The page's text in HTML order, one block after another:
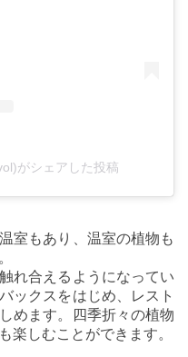
がシェアした投稿
室もあり、温室の植物も
れ合えるようになってい
ックスをはじめ、レスト
めます。四季折々の植物
楽しむことができます。